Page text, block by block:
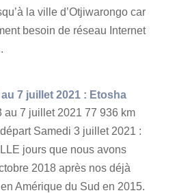
la ville d’Otjiwarongo car
besoin de réseau Internet
7 juillet 2021 : Etosha
au 7 juillet 2021 77 936 km
Samedi 3 juillet 2021 :
jours que nous avons
2018 après nos déjà
Amérique du Sud en 2015.